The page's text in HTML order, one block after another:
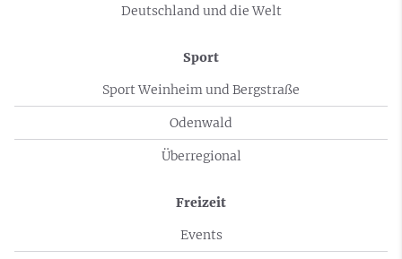
Deutschland und die Welt
Sport
Sport Weinheim und Bergstraße
Odenwald
Überregional
Freizeit
Events